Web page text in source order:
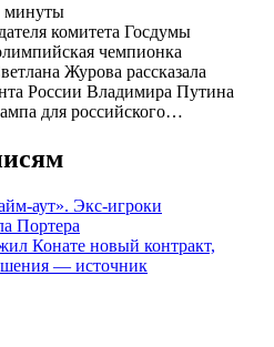
минуты
комитета Госдумы
чемпионка
Журова рассказала
России Владимира Путина
для российского…
аут». Экс-игроки
Портера
Конате новый контракт,
— источник